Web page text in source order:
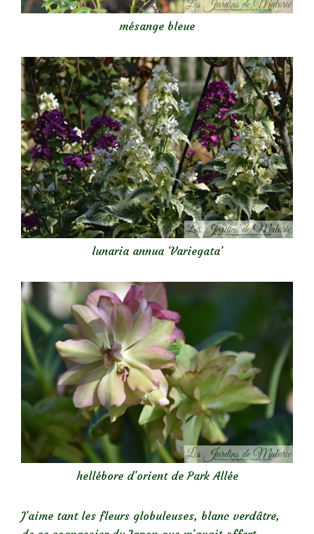
mésange bleue
lunaria annua ‘Variegata’
hellébore d’orient de Park Allée
J’aime tant les fleurs globuleuses, blanc verdâtre,